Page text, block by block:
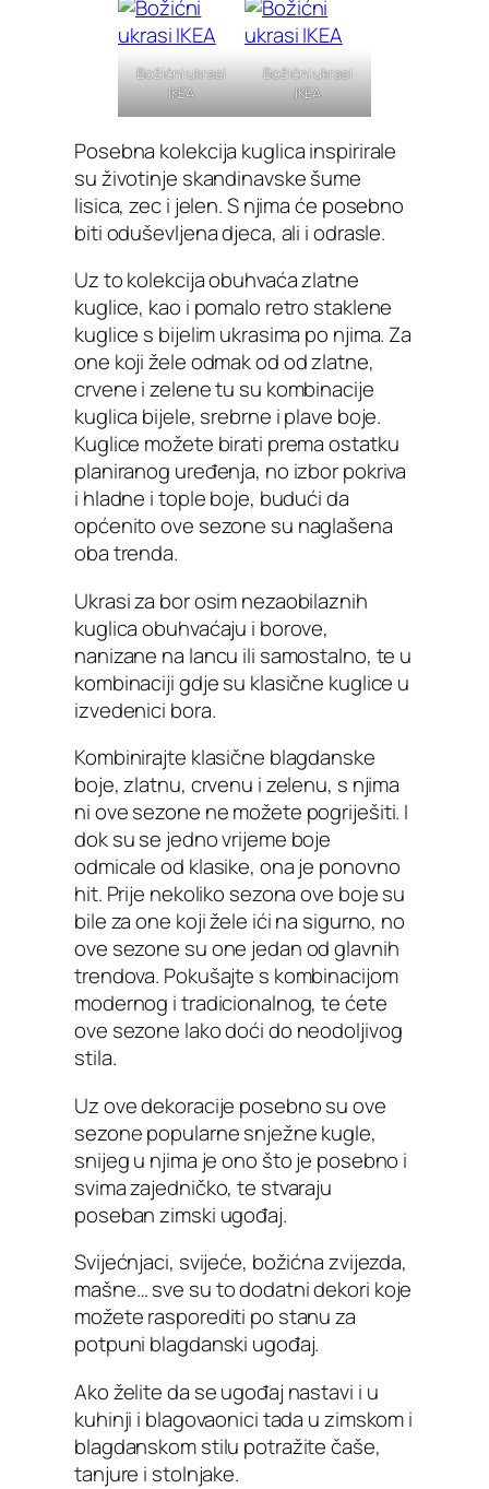
Božićni ukrasi
IKEA
Božićni ukrasi
IKEA
Posebna kolekcija kuglica inspirirale
su životinje skandinavske šume
lisica, zec i jelen. S njima će posebno
biti oduševljena djeca, ali i odrasle.
Uz to kolekcija obuhvaća zlatne
kuglice, kao i pomalo retro staklene
kuglice s bijelim ukrasima po njima. Za
one koji žele odmak od od zlatne,
crvene i zelene tu su kombinacije
kuglica bijele, srebrne i plave boje.
Kuglice možete birati prema ostatku
planiranog uređenja, no izbor pokriva
i hladne i tople boje, budući da
općenito ove sezone su naglašena
oba trenda.
Ukrasi za bor osim nezaobilaznih
kuglica obuhvaćaju i borove,
nanizane na lancu ili samostalno, te u
kombinaciji gdje su klasične kuglice u
izvedenici bora.
Kombinirajte klasične blagdanske
boje, zlatnu, crvenu i zelenu, s njima
ni ove sezone ne možete pogriješiti. I
dok su se jedno vrijeme boje
odmicale od klasike, ona je ponovno
hit. Prije nekoliko sezona ove boje su
bile za one koji žele ići na sigurno, no
ove sezone su one jedan od glavnih
trendova. Pokušajte s kombinacijom
modernog i tradicionalnog, te ćete
ove sezone lako doći do neodoljivog
stila.
Uz ove dekoracije posebno su ove
sezone popularne snježne kugle,
snijeg u njima je ono što je posebno i
svima zajedničko, te stvaraju
poseban zimski ugođaj.
Svijećnjaci, svijeće, božićna zvijezda,
mašne… sve su to dodatni dekori koje
možete rasporediti po stanu za
potpuni blagdanski ugođaj.
Ako želite da se ugođaj nastavi i u
kuhinji i blagovaonici tada u zimskom i
blagdanskom stilu potražite čaše,
tanjure i stolnjake.